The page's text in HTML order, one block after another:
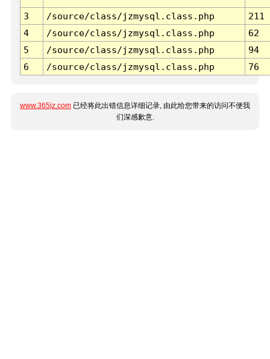
3 /source/class/jzmysql.class.php
211
4
/source/class/jzmysql.class.php
62
5
/source/class/jzmysql.class.php
94
6
/source/class/jzmysql.class.php 76
www.365jz.com 已经将此出错信息详细记录, 由此给您带来的访问不便我
们深感歉意.